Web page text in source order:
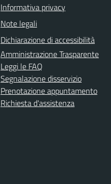
Informativa privacy
Note legali
Dichiarazione di accessibilità
Amministrazione Trasparente
Leggi le FAQ
Segnalazione disservizio
Prenotazione appuntamento
Richiesta d'assistenza